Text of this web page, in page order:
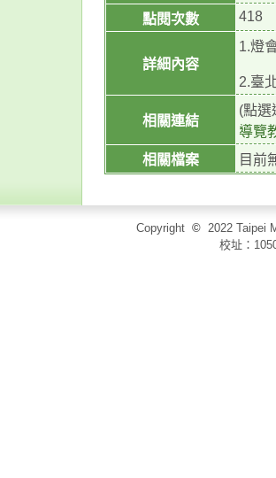
點閱次數
418
詳細內容
1.燈
2.臺
相關連結
(點選
導覽
相關檔案
目前
Copyright © 2022 Taipei
校址：